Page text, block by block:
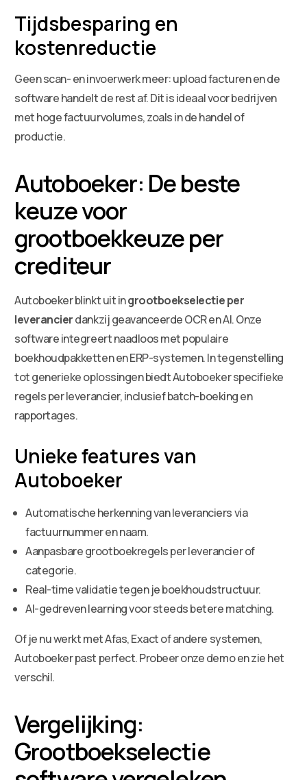
Tijdsbesparing en
kostenreductie
Geen scan- en invoerwerk meer: upload facturen en de
software handelt de rest af. Dit is ideaal voor bedrijven
met hoge factuurvolumes, zoals in de handel of
productie.
Autoboeker: De beste
keuze voor
grootboekkeuze per
crediteur
Autoboeker blinkt uit ingrootboekselectie per
leverancierdankzij geavanceerde OCR en AI. Onze
software integreert naadloos met populaire
boekhoudpakketten en ERP-systemen. In tegenstelling
tot generieke oplossingen biedt Autoboeker specifieke
regels per leverancier, inclusief batch-boeking en
rapportages.
Unieke features van
Autoboeker
Automatische herkenning van leveranciers via
factuurnummer en naam.
Aanpasbare grootboekregels per leverancier of
categorie.
Real-time validatie tegen je boekhoudstructuur.
AI-gedreven learning voor steeds betere matching.
Of je nu werkt met Afas, Exact of andere systemen,
Autoboeker past perfect. Probeer onze demo en zie het
verschil.
Vergelijking:
Grootboekselectie